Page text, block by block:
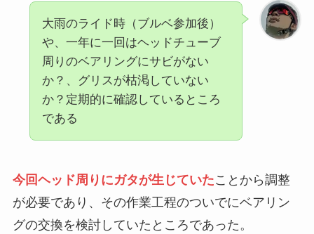
大雨のライド時（ブルベ参加後）
や、一年に一回はヘッドチューブ
周りのベアリングにサビがない
か？、グリスが枯渇していない
か？定期的に確認しているところ
である
今回ヘッド周りにガタが生じていたことから調整
が必要であり、その作業工程のついでにベアリン
グの交換を検討していたところであった。